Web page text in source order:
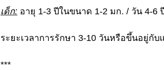
เด็ก: อายุ 1-3 ปีในขนาด 1-2 มก. / วัน 4-6
ระยะเวลาการรักษา 3-10 วันหรือขึ้นอยู่กับ
***